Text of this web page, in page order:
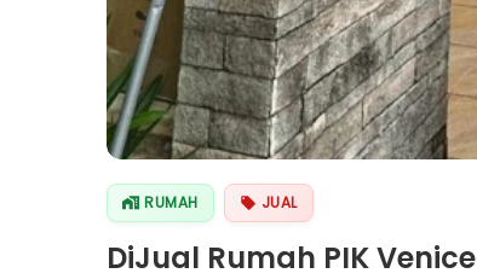
RUMAH JUAL
DiJual Rumah PIK Venice